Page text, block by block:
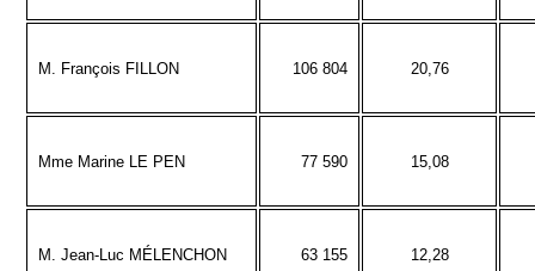
M. François FILLON 106 804 20,76
Mme Marine LE PEN 77 590 15,08
M. Jean-Luc MÉLENCHON 63 155 12,28